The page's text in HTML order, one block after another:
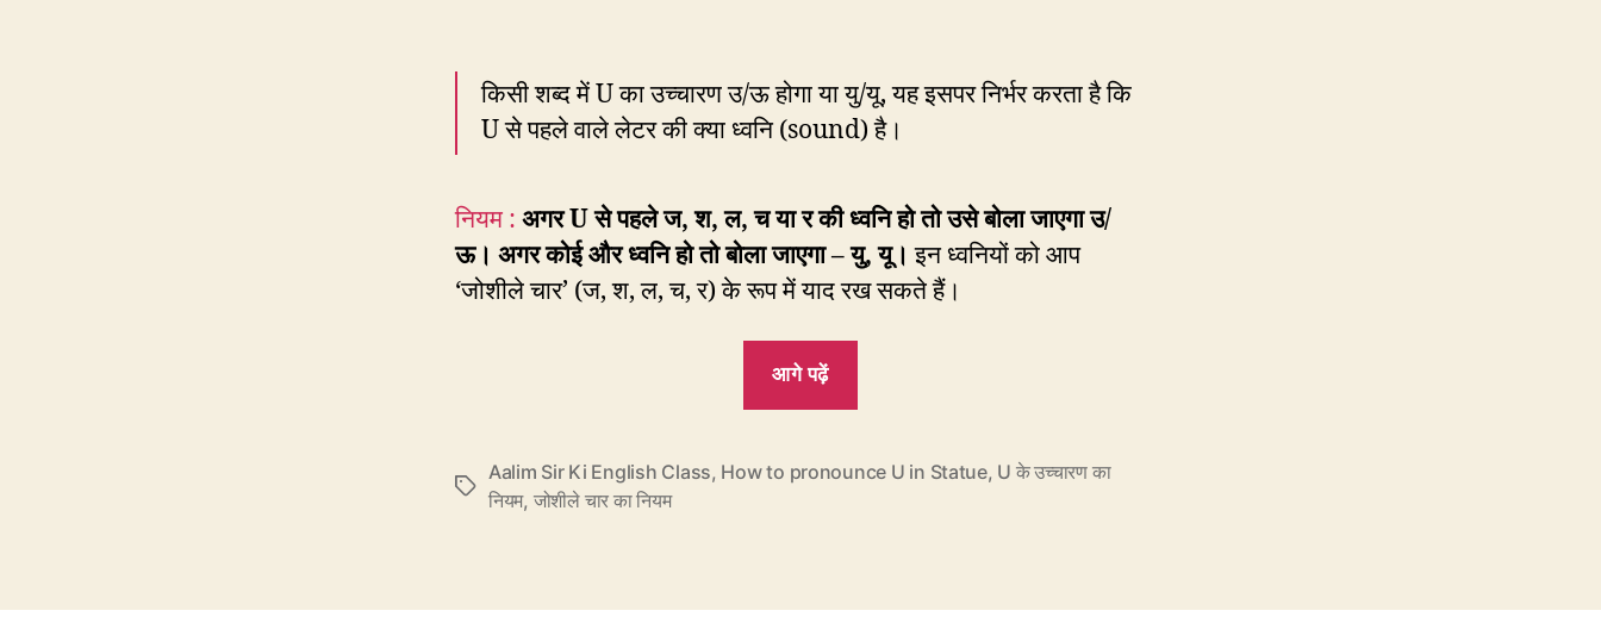
किसी शब्द में U का उच्चारण उ/ऊ होगा या यु/यू, यह इसपर निर्भर करता है कि
U से पहले वाले लेटर की क्या ध्वनि (sound) है।
नियम : अगर U से पहले ज, श, ल, च या र की ध्वनि हो तो उसे बोला जाएगा उ/
ऊ। अगर कोई और ध्वनि हो तो बोला जाएगा – यु, यू। इन ध्वनियों को आप
‘जोशीले चार’ (ज, श, ल, च, र) के रूप में याद रख सकते हैं।
आगे पढ़ें
सही
Tags
Aalim Sir Ki English Class, How to pronounce U in Statue, U के उच्चारण का
नियम, जोशीले चार का नियम